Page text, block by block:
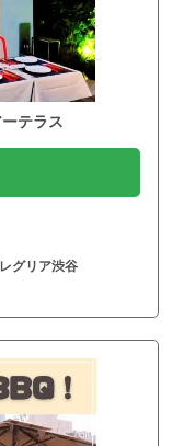
テラス
グリア渋谷